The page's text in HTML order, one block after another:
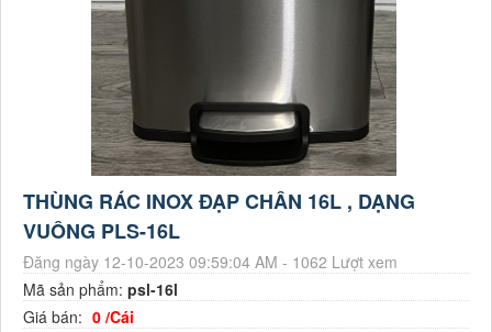
THÙNG RÁC INOX ĐẠP CHÂN 16L , DẠNG
VUÔNG PLS-16L
Đăng ngày 12-10-2023 09:59:04 AM - 1062 Lượt xem
Mã sản phẩm: psl-16l
Giá bán: 0 /Cái